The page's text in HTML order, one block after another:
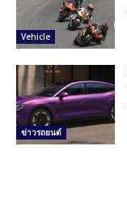
Vehicle
ข่าวรถยนต์